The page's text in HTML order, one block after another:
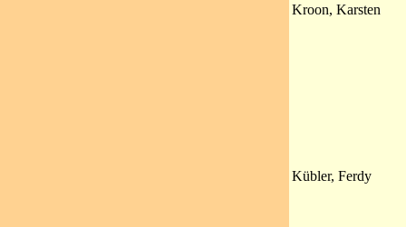
Kroon, Karsten
Kübler, Ferdy